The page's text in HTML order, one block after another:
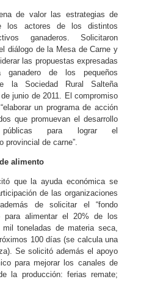
de valor las estrategias de
los actores de los distintos
ganaderos. Solicitaron
diálogo de la Mesa de Carne y
las propuestas expresadas
ganadero de los pequeños
la Sociedad Rural Salteña
junio de 2011. El compromiso
un programa de acción
que promuevan el desarrollo
para lograr el
provincial de carne”.
alimento
que la ayuda económica se
de las organizaciones
de solicitar el “fondo
para alimentar el 20% de los
toneladas de materia seca,
100 días (se calcula una
Se solicitó además el apoyo
para mejorar los canales de
la producción: ferias remate;